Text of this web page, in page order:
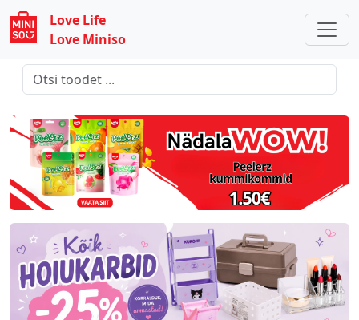
Love Life
Love Miniso